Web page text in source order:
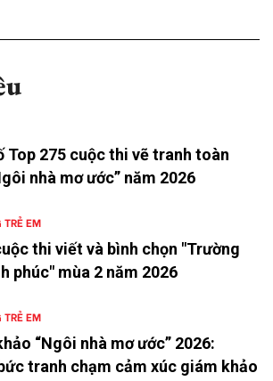
Top 275 cuộc thi vẽ tranh toàn
nhà mơ ước” năm 2026
EM
thi viết và bình chọn "Trường
phúc" mùa 2 năm 2026
EM
“Ngôi nhà mơ ước” 2026:
tranh chạm cảm xúc giám khảo